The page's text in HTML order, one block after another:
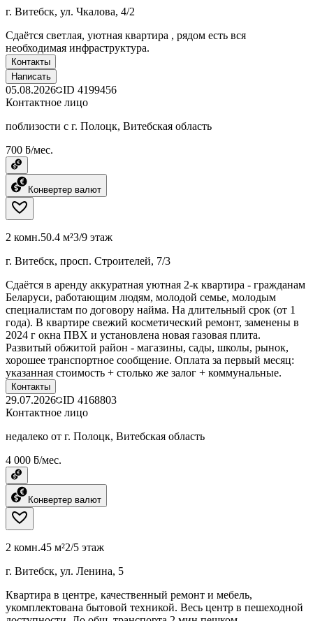
г. Витебск, ул. Чкалова, 4/2
Сдаётся светлая, уютная квартира , рядом есть вся
необходимая инфраструктура.
Контакты
Написать
05.08.2026 ID 4199456
Контактное лицо
поблизости с г. Полоцк, Витебская область
700 ƃ/мес.
Конвертер валют
2 комн.50.4 м²3/9 этаж
г. Витебск, просп. Строителей, 7/3
Сдаётся в аренду аккуратная уютная 2-к квартира - гражданам
Беларуси, работающим людям, молодой семье, молодым
специалистам по договору найма. На длительный срок (от 1
года). В квартире свежий косметический ремонт, заменены в
2024 г окна ПВХ и установлена новая газовая плита.
Развитый обжитой район - магазины, сады, школы, рынок,
хорошее транспортное сообщение. Оплата за первый месяц:
указанная стоимость + столько же залог + коммунальные.
Контакты
29.07.2026 ID 4168803
Контактное лицо
недалеко от г. Полоцк, Витебская область
4 000 ƃ/мес.
Конвертер валют
2 комн.45 м²2/5 этаж
г. Витебск, ул. Ленина, 5
Квартира в центре, качественный ремонт и мебель,
укомплектована бытовой техникой. Весь центр в пешеходной